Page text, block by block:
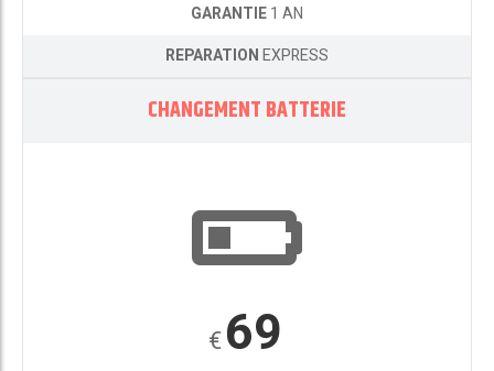
GARANTIE1 AN
REPARATIONEXPRESS
CHANGEMENT BATTERIE
€69